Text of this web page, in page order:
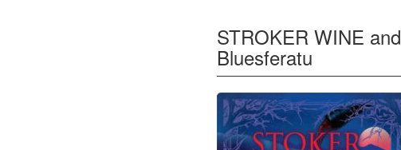
STROKER WINE and
Bluesferatu